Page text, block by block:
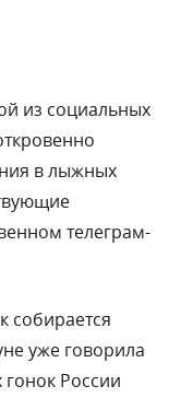
из социальных
в лыжных
телеграм-
собирается
уже говорила
России